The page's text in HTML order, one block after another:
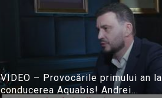
VIDEO – Provocările primului an la
conducerea Aquabis! Andrei...